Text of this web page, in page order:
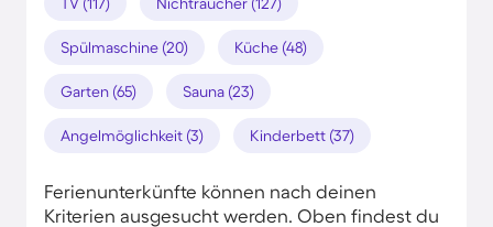
Spülmaschine (20) Küche (48)
Garten (65) Sauna (23)
Angelmöglichkeit (3) Kinderbett (37)
Ferienunterkünfte können nach deinen
Kriterien ausgesucht werden. Oben findest du